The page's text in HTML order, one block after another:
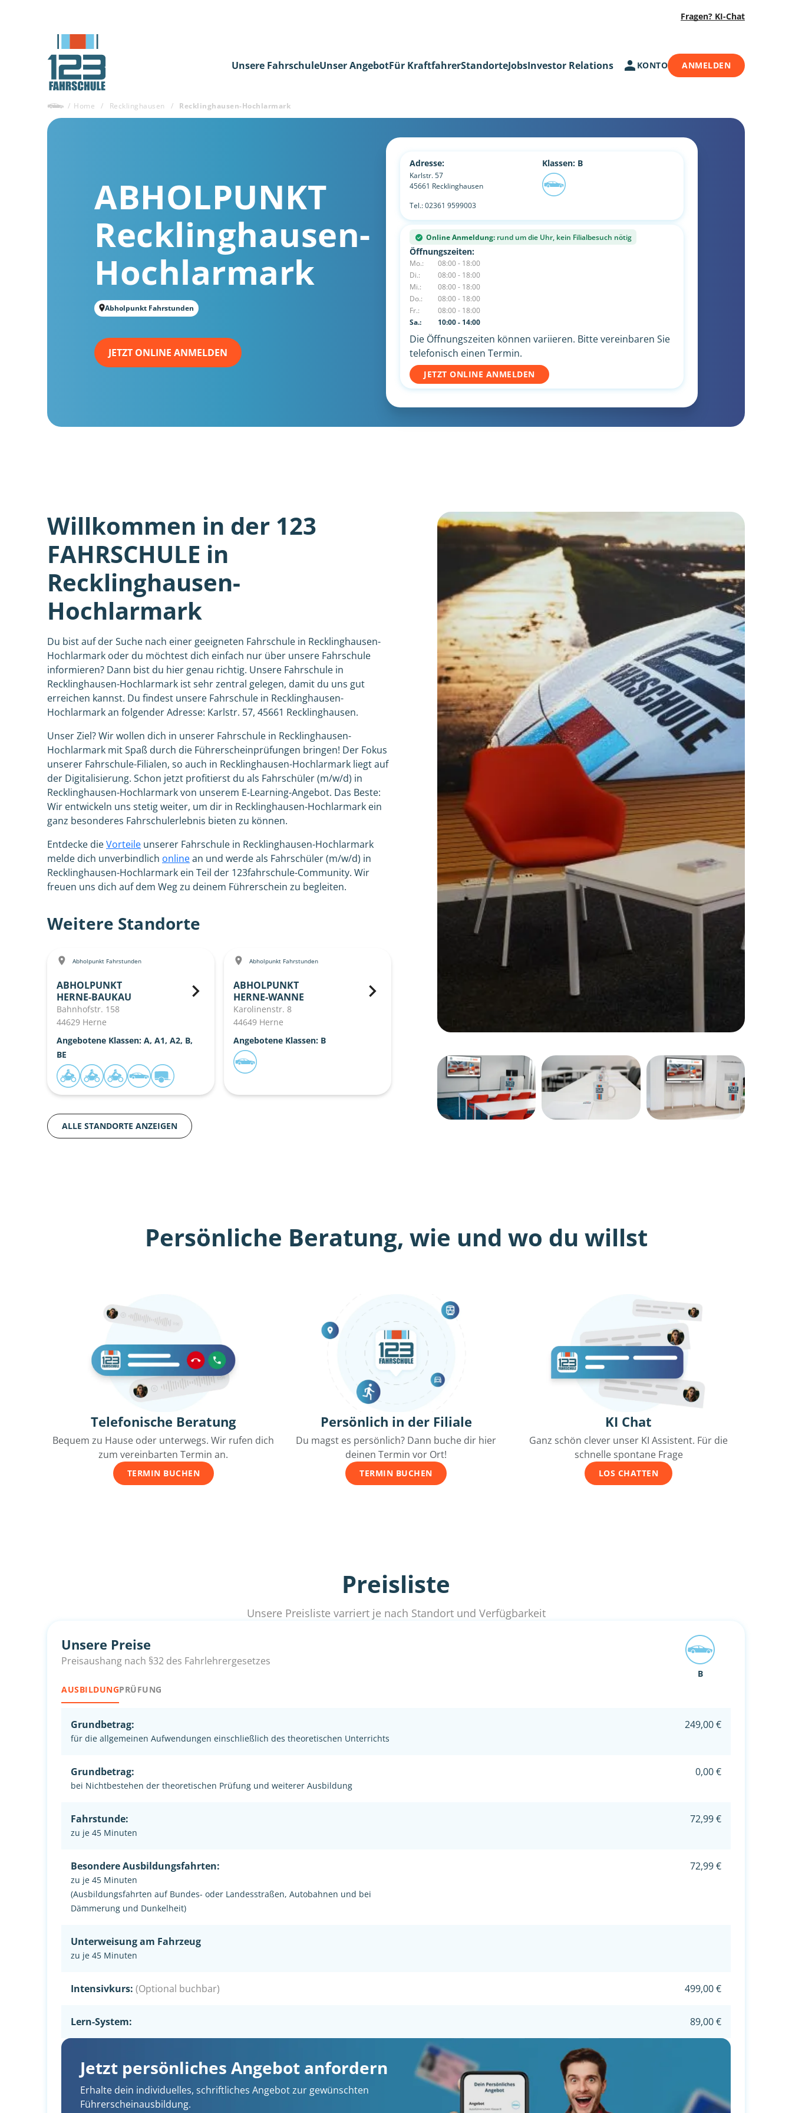
Fragen? KI-Chat
Unsere FahrschuleUnser AngebotFür KraftfahrerStandorteJobsInvestor Relations KONTO ANMELDEN
/ Home / Recklinghausen / Recklinghausen-Hochlarmark
ABHOLPUNKT
Recklinghausen-
Hochlarmark
Abholpunkt Fahrstunden
JETZT ONLINE ANMELDEN
Adresse:
Karlstr. 57
45661 Recklinghausen
Tel.:02361 9599003
Klassen: B
Online Anmeldung: rund um die Uhr, kein Filialbesuch nötig
Öffnungszeiten:
Mo.:
08:00 - 18:00
Di.:
08:00 - 18:00
Mi.:
08:00 - 18:00
Do.:
08:00 - 18:00
Fr.:
08:00 - 18:00
Sa.:
10:00 - 14:00
Die Öffnungszeiten können variieren. Bitte vereinbaren Sie
telefonisch einen Termin.
JETZT ONLINE ANMELDEN
Willkommen in der 123
FAHRSCHULE in
Recklinghausen-
Hochlarmark
Du bist auf der Suche nach einer geeigneten Fahrschule in Recklinghausen-
Hochlarmark oder du möchtest dich einfach nur über unsere Fahrschule
informieren? Dann bist du hier genau richtig. Unsere Fahrschule in
Recklinghausen-Hochlarmark ist sehr zentral gelegen, damit du uns gut
erreichen kannst. Du findest unsere Fahrschule in Recklinghausen-
Hochlarmark an folgender Adresse: Karlstr. 57, 45661 Recklinghausen.
Unser Ziel? Wir wollen dich in unserer Fahrschule in Recklinghausen-
Hochlarmark mit Spaß durch die Führerscheinprüfungen bringen! Der Fokus
unserer Fahrschule-Filialen, so auch in Recklinghausen-Hochlarmark liegt auf
der Digitalisierung. Schon jetzt profitierst du als Fahrschüler (m/w/d) in
Recklinghausen-Hochlarmark von unserem E-Learning-Angebot. Das Beste:
Wir entwickeln uns stetig weiter, um dir in Recklinghausen-Hochlarmark ein
ganz besonderes Fahrschulerlebnis bieten zu können.
Entdecke dieVorteile unserer Fahrschule in Recklinghausen-Hochlarmark
melde dich unverbindlich onlinean und werde als Fahrschüler (m/w/d) in
Recklinghausen-Hochlarmark ein Teil der 123fahrschule-Community. Wir
freuen uns dich auf dem Weg zu deinem Führerschein zu begleiten.
Weitere Standorte
Abholpunkt Fahrstunden
ABHOLPUNKT
HERNE-BAUKAU
Bahnhofstr. 158
44629 Herne
Angebotene Klassen: A, A1, A2, B,
BE
Abholpunkt Fahrstunden
ABHOLPUNKT
HERNE-WANNE
Karolinenstr. 8
44649 Herne
Angebotene Klassen: B
ALLE STANDORTE ANZEIGEN
Persönliche Beratung, wie und wo du willst
Telefonische Beratung
Bequem zu Hause oder unterwegs. Wir rufen dich
zum vereinbarten Termin an.
TERMIN BUCHEN
Persönlich in der Filiale
Du magst es persönlich? Dann buche dir hier
deinen Termin vor Ort!
TERMIN BUCHEN
KI Chat
Ganz schön clever unser KI Assistent. Für die
schnelle spontane Frage
LOS CHATTEN
Preisliste
Unsere Preisliste varriert je nach Standort und Verfügbarkeit
Unsere Preise
Preisaushang nach §32 des Fahrlehrergesetzes
AUSBILDUNGPRÜFUNG
B
Grundbetrag:
für die allgemeinen Aufwendungen einschließlich des theoretischen Unterrichts
249,00 €
Grundbetrag:
bei Nichtbestehen der theoretischen Prüfung und weiterer Ausbildung
0,00 €
Fahrstunde:
zu je 45 Minuten
72,99 €
Besondere Ausbildungsfahrten:
zu je 45 Minuten
(Ausbildungsfahrten auf Bundes- oder Landesstraßen, Autobahnen und bei
Dämmerung und Dunkelheit)
72,99 €
Unterweisung am Fahrzeug
zu je 45 Minuten
Intensivkurs: (Optional buchbar) 499,00 €
Lern-System: 89,00 €
Jetzt persönliches Angebot anfordern
Erhalte dein individuelles, schriftliches Angebot zur gewünschten
Führerscheinausbildung.